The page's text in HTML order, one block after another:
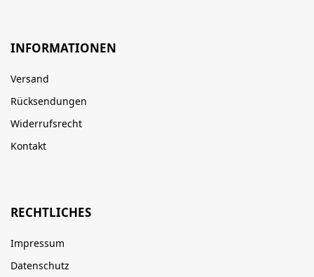
INFORMATIONEN
Versand
Rücksendungen
Widerrufsrecht
Kontakt
RECHTLICHES
Impressum
Datenschutz